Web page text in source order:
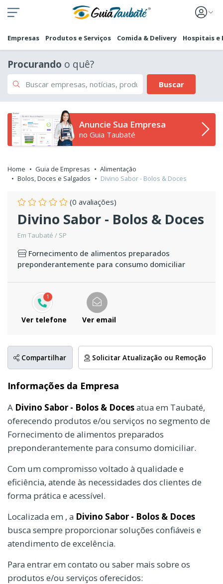
Empresas Produtos e Serviços Comida & Delivery Hospitais e
Procurando o quê?
Buscar
Anuncie Sua Empresa
no Guia Taubaté
Home Guia de Empresas
Alimentação
Bolos, Doces e Salgados
Divino Sabor - Bolos & Doces
(0 avaliações)
Divino Sabor - Bolos & Doces
Em Taubaté / SP
Fornecimento de alimentos preparados
preponderantemente para consumo domiciliar
1
Ver telefone Ver email
Compartilhar Solicitar Atualização ou Remoção
Informações da Empresa
A Divino Sabor - Bolos & Docesatua em Taubaté,
oferecendo produtos e/ou serviços no segmento de
Fornecimento de alimentos preparados
preponderantemente para consumo domiciliar.
Com um compromisso voltado à qualidade e
eficiência, atende às necessidades dos clientes de
forma prática e acessível.
Localizada em , a Divino Sabor - Bolos & Doces
busca sempre proporcionar soluções confiáveis e
atendimento de excelência.
Para entrar em contato ou saber mais sobre os
produtos e/ou serviços oferecidos: